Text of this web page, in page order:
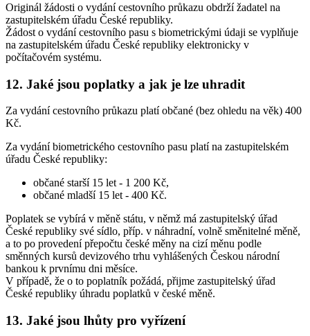
Originál žádosti o vydání cestovního průkazu obdrží žadatel na
zastupitelském úřadu České republiky.
Žádost o vydání cestovního pasu s biometrickými údaji se vyplňuje
na zastupitelském úřadu České republiky elektronicky v
počítačovém systému.
12. Jaké jsou poplatky a jak je lze uhradit
Za vydání cestovního průkazu platí občané (bez ohledu na věk) 400
Kč.
Za vydání biometrického cestovního pasu platí na zastupitelském
úřadu České republiky:
občané starší 15 let - 1 200 Kč,
občané mladší 15 let - 400 Kč.
Poplatek se vybírá v měně státu, v němž má zastupitelský úřad
České republiky své sídlo, příp. v náhradní, volně směnitelné měně,
a to po provedení přepočtu české měny na cizí měnu podle
směnných kursů devizového trhu vyhlášených Českou národní
bankou k prvnímu dni měsíce.
V případě, že o to poplatník požádá, přijme zastupitelský úřad
České republiky úhradu poplatků v české měně.
13. Jaké jsou lhůty pro vyřízení